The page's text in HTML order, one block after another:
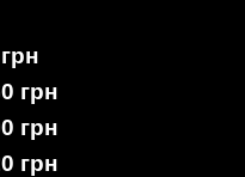
грн
грн
грн